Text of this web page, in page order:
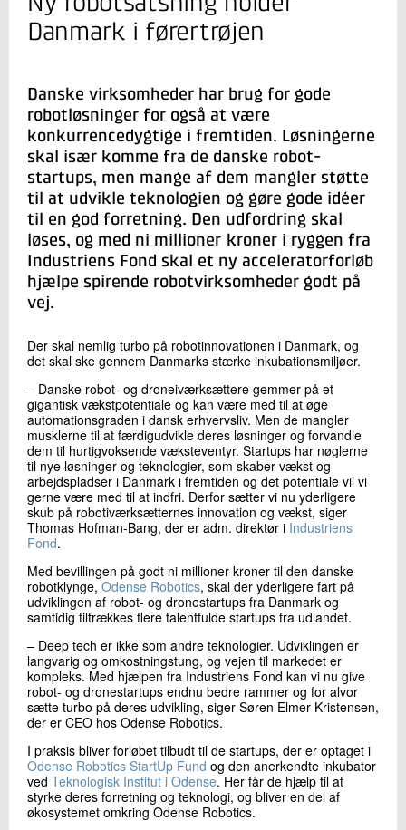
Direktør
Produktion og Fødevarer
Skriv til mig
Danmark i førertrøjen
Danske virksomheder har brug for gode
robotløsninger for også at være
konkurrencedygtige i fremtiden. Løsningerne
skal især komme fra de danske robot-
startups, men mange af dem mangler støtte
til at udvikle teknologien og gøre gode idéer
til en god forretning. Den udfordring skal
løses, og med ni millioner kroner i ryggen fra
Industriens Fond skal et ny acceleratorforløb
hjælpe spirende robotvirksomheder godt på
vej.
Der skal nemlig turbo på robotinnovationen i Danmark, og
det skal ske gennem Danmarks stærke inkubationsmiljøer.
– Danske robot- og droneiværksættere gemmer på et
gigantisk vækstpotentiale og kan være med til at øge
automationsgraden i dansk erhvervsliv. Men de mangler
musklerne til at færdigudvikle deres løsninger og forvandle
dem til hurtigvoksende væksteventyr. Startups har nøglerne
til nye løsninger og teknologier, som skaber vækst og
arbejdspladser i Danmark i fremtiden og det potentiale vil vi
gerne være med til at indfri. Derfor sætter vi nu yderligere
skub på robotiværksætternes innovation og vækst, siger
Thomas Hofman-Bang, der er adm. direktør i Industriens
Fond.
Med bevillingen på godt ni millioner kroner til den danske
robotklynge, Odense Robotics, skal der yderligere fart på
udviklingen af robot- og dronestartups fra Danmark og
samtidig tiltrækkes flere talentfulde startups fra udlandet.
– Deep tech er ikke som andre teknologier. Udviklingen er
langvarig og omkostningstung, og vejen til markedet er
kompleks. Med hjælpen fra Industriens Fond kan vi nu give
robot- og dronestartups endnu bedre rammer og for alvor
sætte turbo på deres udvikling, siger Søren Elmer Kristensen,
der er CEO hos Odense Robotics.
I praksis bliver forløbet tilbudt til de startups, der er optaget i
Odense Robotics StartUp Fund og den anerkendte inkubator
ved Teknologisk Institut i Odense. Her får de hjælp til at
styrke deres forretning og teknologi, og bliver en del af
økosystemet omkring Odense Robotics.